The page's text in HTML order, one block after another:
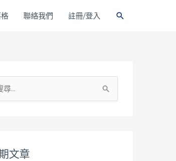
聯絡我們 註冊/登入 搜
文章